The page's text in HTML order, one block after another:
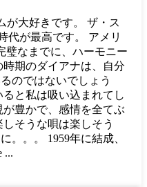
が大好きです。 ザ・ス
代が最高です。 アメリ
璧なまでに、ハーモニー
期のダイアナは、自分
のではないでしょう
と私は吸い込まれてし
豊かで、感情を全てぶ
そうな唄は楽しそう
。。。 1959年に結成、
...